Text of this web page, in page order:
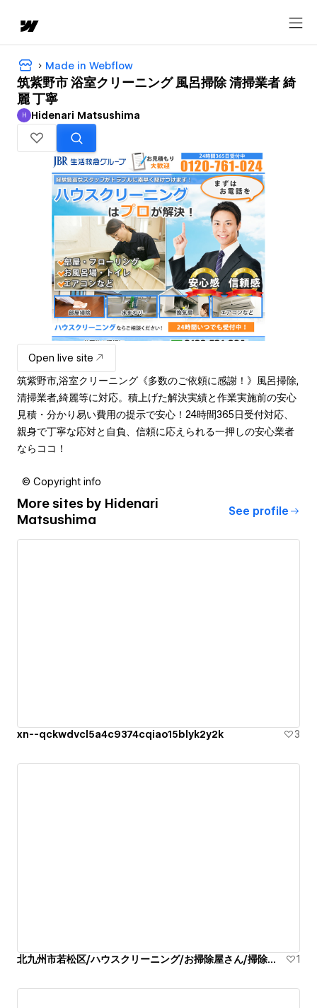
Made in Webflow
筑紫野市 浴室クリーニング 風呂掃除 清掃業者 綺
麗 丁寧
Hidenari Matsushima
H Hidenari Matsushima
Open live site
筑紫野市,浴室クリーニング《多数のご依頼に感謝！》風呂掃除,
清掃業者,綺麗等に対応。積上げた解決実績と作業実施前の安心
見積・分かり易い費用の提示で安心！24時間365日受付対応、
親身で丁寧な応対と自負、信頼に応えられる一押しの安心業者
ならココ！
© Copyright info
More sites by Hidenari
Matsushima
See profile
xn--qckwdvcl5a4c9374cqiao15blyk2y2k 3
北九州市若松区/ハウスクリーニング/お掃除屋さん/掃除代行業者 1